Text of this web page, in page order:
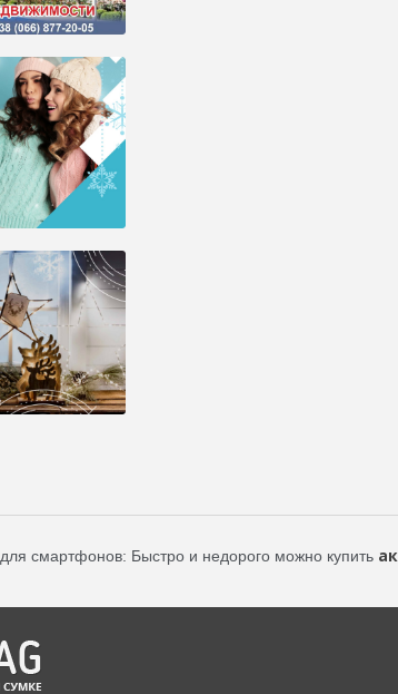
для смартфонов: Быстро и недорого можно купить